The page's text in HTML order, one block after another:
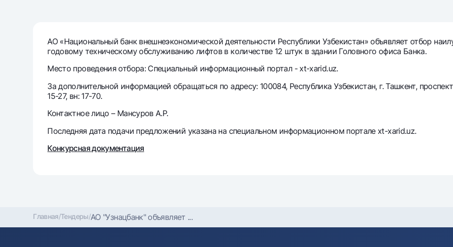
Тарифы
Акции
Мобильное
Часто задаваемые вопросы
Ищите по сайту
Найти
Полезные ссылки
АО «Национальный банк внешнеэкономической деятельности Республики Узбекистан» объявляет отбор
годовому техническому обслуживанию лифтов в количестве 12 штук в здании Головного офиса Банка.
Место проведения отбора: Специальный информационный портал - xt-xarid.uz.
За дополнительной информацией обращаться по адресу: 100084, Республика Узбекистан, г. Ташкент,
15-27, вн: 17-70.
Контактное лицо – Мансуров А.Р.
Последняя дата подачи предложений указана на специальном информационном портале xt-xarid.uz.
Конкурсная документация
Главная/Тендеры/АО "Узнацбанк" объявляет ...